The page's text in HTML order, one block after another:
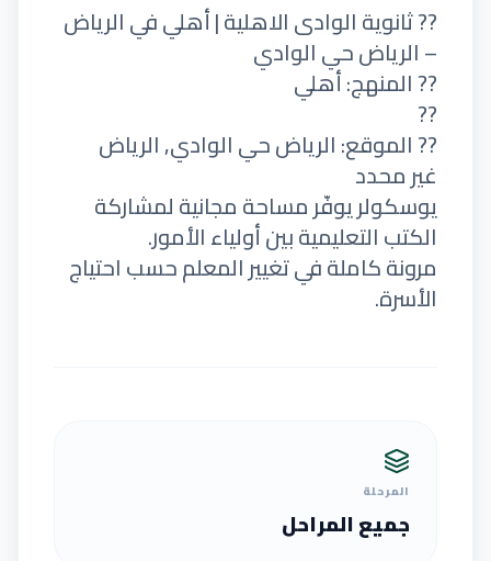
?? ثانوية الوادى الاهلية | أهلي في الرياض
– الرياض حي الوادي
?? المنهج: أهلي
??
?? الموقع: الرياض حي الوادي, الرياض
غير محدد
يوسكولر يوفّر مساحة مجانية لمشاركة
الكتب التعليمية بين أولياء الأمور.
مرونة كاملة في تغيير المعلم حسب احتياج
الأسرة.
المرحلة
جميع المراحل